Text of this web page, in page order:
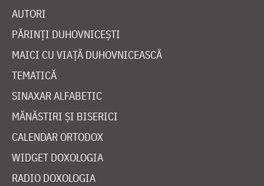
AUTORI
PĂRINȚI DUHOVNICEȘTI
MAICI CU VIAȚĂ DUHOVNICEASCĂ
TEMATICĂ
SINAXAR ALFABETIC
MĂNĂSTIRI ȘI BISERICI
CALENDAR ORTODOX
WIDGET DOXOLOGIA
RADIO DOXOLOGIA